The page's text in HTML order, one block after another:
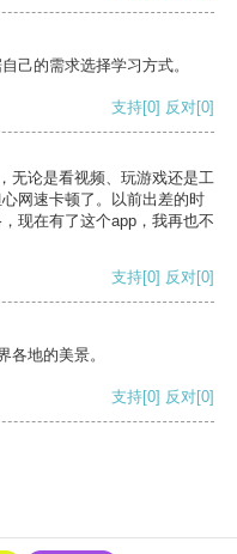
己的需求选择学习方式。
支持[0] 反对[0]
无论是看视频、玩游戏还是工
网速卡顿了。以前出差的时
现在有了这个app，我再也不
支持[0] 反对[0]
各地的美景。
支持[0] 反对[0]